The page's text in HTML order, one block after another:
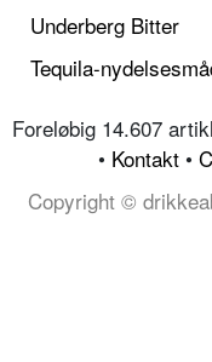
Underberg Bitter
Tequila-
Foreløbig 14.607
• Kontakt •
Copyright ©